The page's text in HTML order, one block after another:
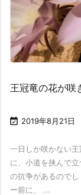
王冠竜の花が咲
 2019年8月21日
一日しか咲かない
に、小道を挟んで
の抗争があるので
ー前に、 ...